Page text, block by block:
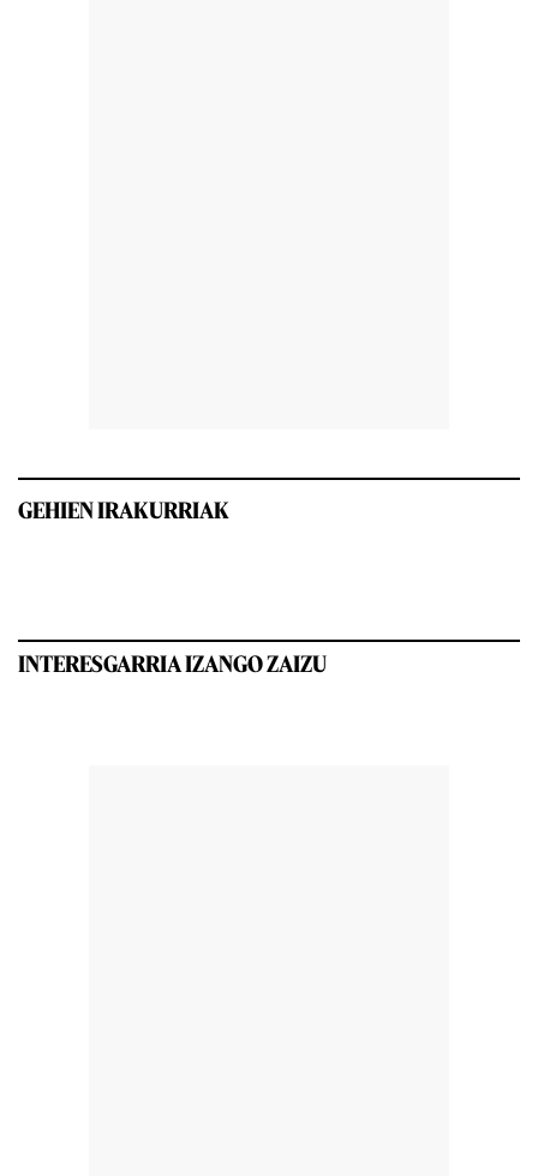
GEHIEN IRAKURRIAK
INTERESGARRIA IZANGO ZAIZU